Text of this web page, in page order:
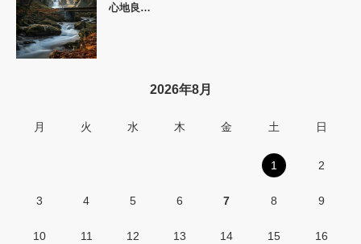
心地良…
2026年8月
月 火 水 木 金 土 日
1 2
3 4 5 6 7 8 9
10 11 12 13 14 15 16